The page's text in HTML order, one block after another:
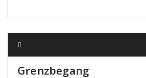
Grenzbegang